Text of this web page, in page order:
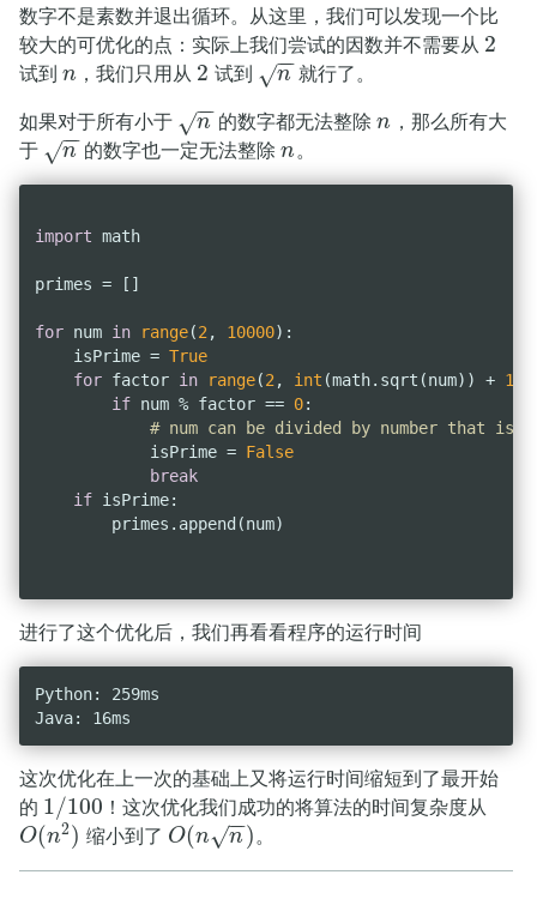
数字不是素数并退出循环。从这里，我们可以发现一个比
较大的可优化的点：实际上我们尝试的因数并不需要从 2
2
试到 n
n ，我们只用从 2
2 试到 n
−
−
√
n 就行了。
如果对于所有小于 n
−
−
√
n 的数字都无法整除n
n
，那么所有大
于
n
−
−
√
n 的数字也一定无法整除n
n 。
import math
primes = []
for num in range(2 , 10000):
    isPrime =
True
for factor in range(2 , int (math.sqrt(num)) + 1
if num % factor == 0:
# num can be divided by number that
            isPrime =
False
break
if isPrime:
        primes.append(num)
进行了这个优化后，我们再看看程序的运行时间
Python: 259ms
这次优化在上一次的基础上又将运行时间缩短到了最开始
的 1 /100
1/100 ！这次优化我们成功的将算法的时间复杂度从
O(n2)
O(n2) 缩小到了 O(n n
−
−
√ )
O(nn) 。